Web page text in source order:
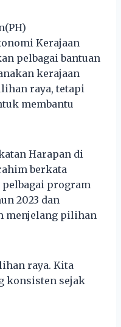
Kerajaan
pelbagai bantuan
kerajaan
raya, tetapi
membantu
Harapan di
berkata
program
2023 dan
menjelang pilihan
raya. Kita
konsisten sejak